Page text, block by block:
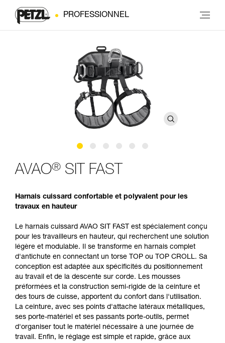
PROFESSIONNEL
AVAO® SIT FAST
Harnais cuissard confortable et polyvalent pour les
travaux en hauteur
Le harnais cuissard AVAO SIT FAST est spécialement conçu
pour les travailleurs en hauteur, qui recherchent une solution
légère et modulable. Il se transforme en harnais complet
d'antichute en connectant un torse TOP ou TOP CROLL. Sa
conception est adaptée aux spécificités du positionnement
au travail et de la descente sur corde. Les mousses
préformées et la construction semi-rigide de la ceinture et
des tours de cuisse, apportent du confort dans l'utilisation.
La ceinture, avec ses points d'attache latéraux métalliques,
ses porte-matériel et ses passants porte-outils, permet
d'organiser tout le matériel nécessaire à une journée de
travail. Enfin, le réglage est simple et rapide, grâce aux